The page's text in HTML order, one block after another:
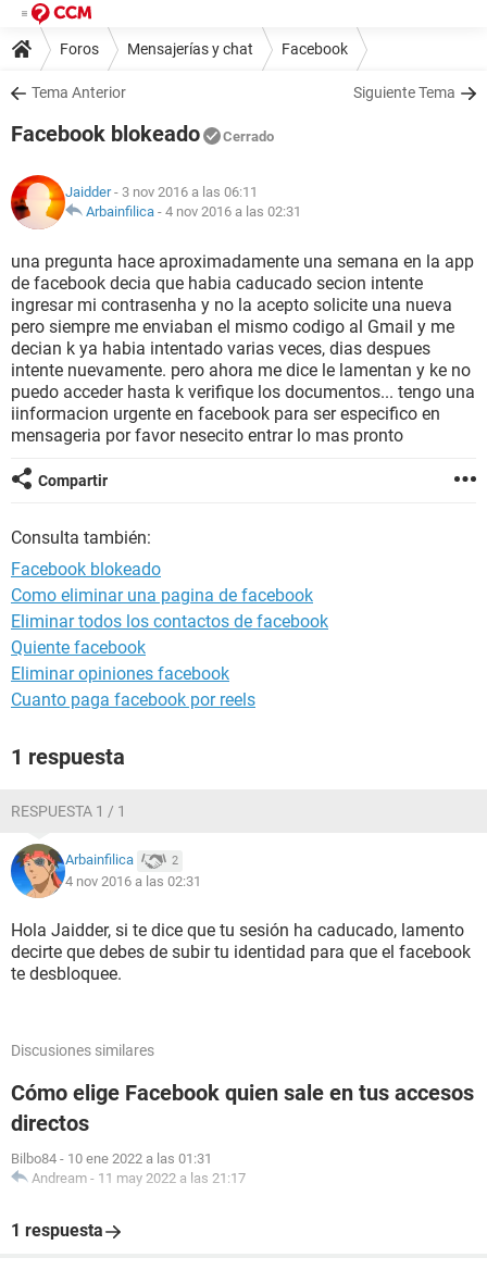
Foros Mensajerías y chat Facebook
Tema Anterior Siguiente Tema
Facebook blokeado Cerrado
Jaidder- 3 nov 2016 a las 06:11
Arbainfilica - 4 nov 2016 a las 02:31
una pregunta hace aproximadamente una semana en la app
de facebook decia que habia caducado secion intente
ingresar mi contrasenha y no la acepto solicite una nueva
pero siempre me enviaban el mismo codigo al Gmail y me
decian k ya habia intentado varias veces, dias despues
intente nuevamente. pero ahora me dice le lamentan y ke no
puedo acceder hasta k verifique los documentos... tengo una
iinformacion urgente en facebook para ser especifico en
mensageria por favor nesecito entrar lo mas pronto
Compartir
Consulta también:
Facebook blokeado
Como eliminar una pagina de facebook
Eliminar todos los contactos de facebook
Quiente facebook
Eliminar opiniones facebook
Cuanto paga facebook por reels
1 respuesta
RESPUESTA 1 / 1
Arbainfilica 2
4 nov 2016 a las 02:31
Hola Jaidder, si te dice que tu sesión ha caducado, lamento
decirte que debes de subir tu identidad para que el facebook
te desbloquee.
Discusiones similares
Cómo elige Facebook quien sale en tus accesos
directos
Bilbo84 - 10 ene 2022 a las 01:31
Andream - 11 may 2022 a las 21:17
1 respuesta